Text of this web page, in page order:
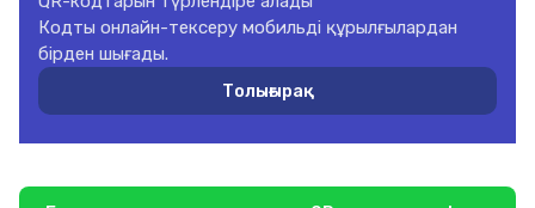
Кодты онлайн-тексеру мобильді құрылғылардан
бірден шығады.
Толығырақ